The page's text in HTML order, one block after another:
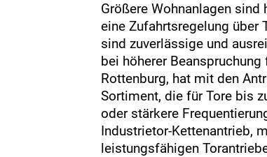
Größere Wohnanlagen
eine Zufahrtsregelung über
sind zuverlässige und
bei höherer
Rottenburg, hat mit den
Sortiment, die für Tore bis
oder stärkere
Industrietor-Kettenantrieb,
leistungsfähigen